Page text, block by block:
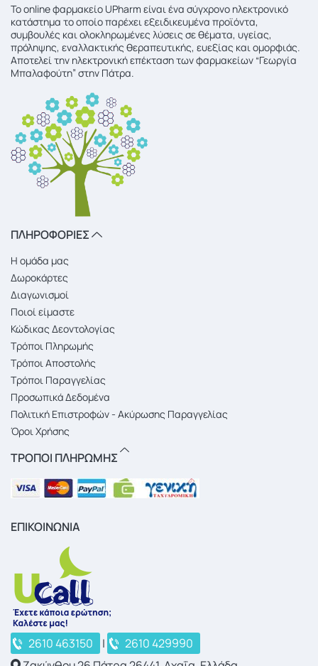
To online φαρμακείο UPharm είναι ένα σύγχρονο ηλεκτρονικό
κατάστημα το οποίο παρέχει εξειδικευμένα προϊόντα,
συμβουλές και ολοκληρωμένες λύσεις σε θέματα, υγείας,
πρόληψης, εναλλακτικής θεραπευτικής, ευεξίας και ομορφιάς.
Αποτελεί την ηλεκτρονική επέκταση των φαρμακείων “Γεωργία
Μπαλαφούτη” στην Πάτρα.
ΠΛΗΡΟΦΟΡΙΕΣ
Η ομάδα μας
Δωροκάρτες
Διαγωνισμοί
Ποιοί είμαστε
Κώδικας Δεοντολογίας
Τρόποι Πληρωμής
Τρόποι Αποστολής
Τρόποι Παραγγελίας
Προσωπικά Δεδομένα
Πολιτική Επιστροφών - Ακύρωσης Παραγγελίας
Όροι Χρήσης
ΤΡΟΠΟΙ ΠΛΗΡΩΜΗΣ
ΕΠΙΚΟΙΝΩΝΙΑ
2610 463150 |
2610 429990